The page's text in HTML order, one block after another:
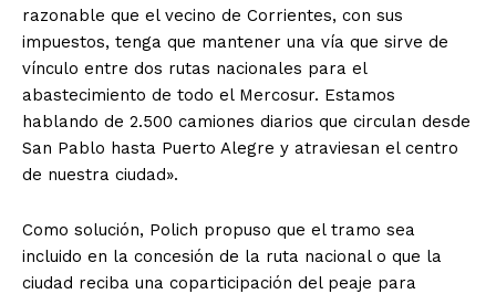
razonable que el vecino de Corrientes, con sus
impuestos, tenga que mantener una vía que sirve de
vínculo entre dos rutas nacionales para el
abastecimiento de todo el Mercosur. Estamos
hablando de 2.500 camiones diarios que circulan desde
San Pablo hasta Puerto Alegre y atraviesan el centro
de nuestra ciudad».
Como solución, Polich propuso que el tramo sea
incluido en la concesión de la ruta nacional o que la
ciudad reciba una coparticipación del peaje para